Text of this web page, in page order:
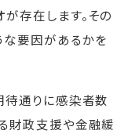
存在します。その
な要因があるかを
待通りに感染者数
財政支援や金融緩